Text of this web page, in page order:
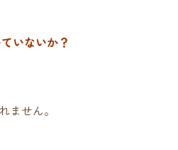
いないか？
ません。